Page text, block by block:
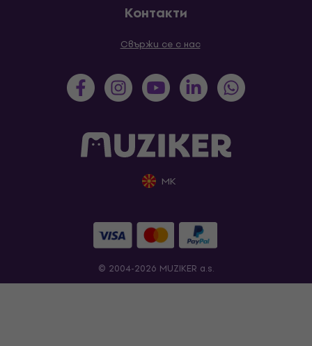
Контакти
Свържи се с нас
MK
© 2004-2026 MUZIKER a.s.